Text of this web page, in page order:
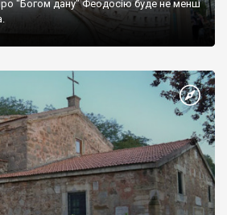
"Богом дану" Феодосію буде не менш